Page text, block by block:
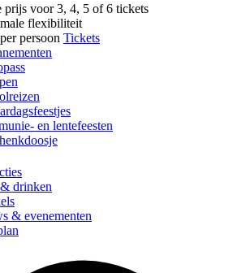
prijs voor 3, 4, 5 of 6 tickets
flexibiliteit
per persoon Tickets
en lentefeesten
drinken
& evenementen